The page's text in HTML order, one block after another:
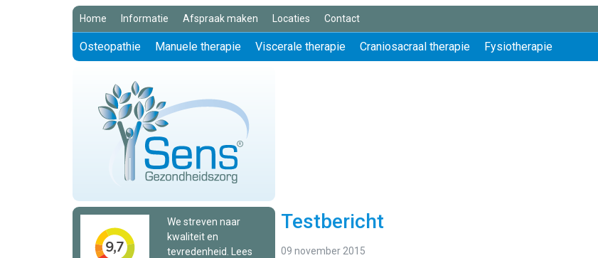
Home Informatie Afspraak maken Locaties Contact
Osteopathie Manuele therapie Viscerale therapie Craniosacraal therapie Fysiotherapie
Testbericht
09 november 2015
We streven naar
kwaliteit en
tevredenheid. Lees